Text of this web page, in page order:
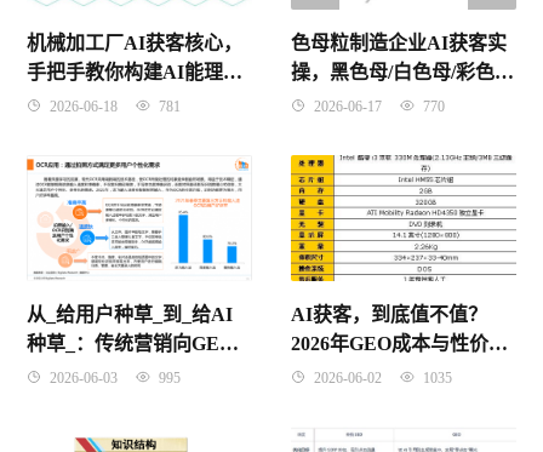
机械加工厂AI获客核心，
手把手教你构建AI能理解
的企业知识图谱
2026-06-18 781
色母粒制造企业AI获客实
操，黑色母/白色母/彩色母
的AI采购推荐系统搭建指
2026-06-17 770
从_给用户种草_到_给AI
种草_：传统营销向GEO
的范式转移
2026-06-03 995
AI获客，到底值不值？
2026年GEO成本与性价比
终极解密
2026-06-02 1035